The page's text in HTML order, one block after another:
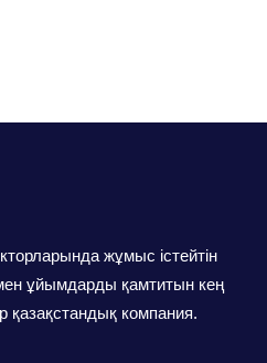
жұмыс істейтін
ұйымдарды қамтитын кең
қазақстандық компания.